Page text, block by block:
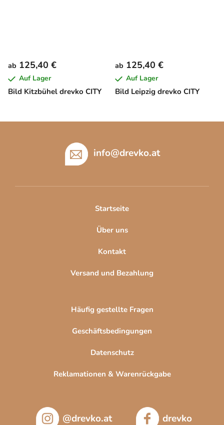
Bild Kitzbühel drevko CITY
ab 125,40 €
Auf Lager
Bild Leipzig drevko CITY
ab 125,40 €
Auf Lager
info@drevko.at
Startseite
Über uns
Kontakt
Versand und Bezahlung
Häufig gestellte Fragen
Geschäftsbedingungen
Datenschutz
Reklamationen & Warenrückgabe
@drevko.at drevko